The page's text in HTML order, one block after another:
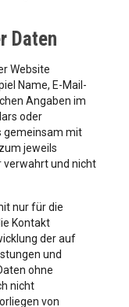
Daten
Website
Name, E-Mail-
Angaben im
oder
gemeinsam mit
jeweils
verwahrt und nicht
nur für die
Kontakt
der auf
und
ohne
nicht
von